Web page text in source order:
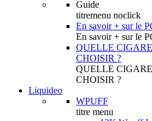
Guide
titremenu noclick
En savoir + sur le
En savoir + sur le
QUELLE
CHOISIR ?
QUELLE
CHOISIR ?
Liquideo
WPUFF
titre menu